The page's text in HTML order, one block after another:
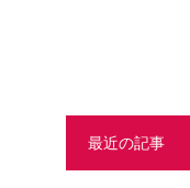
最近の記事